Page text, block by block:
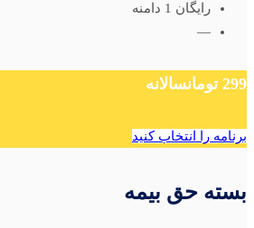
رایگان 1 دامنه
—
299 تومان سالانه
برنامه را انتخاب کنید
بسته حق بیمه